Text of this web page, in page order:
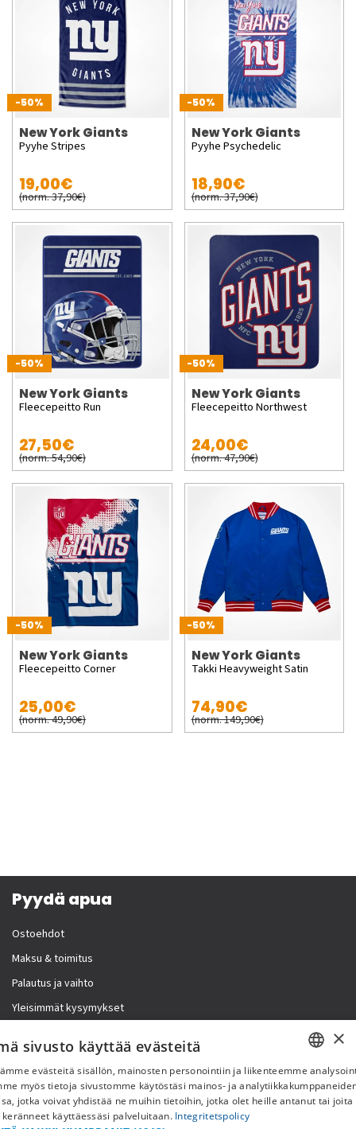
-50%
New York Giants
Pyyhe Stripes
19,00€
(norm. 37,90€)
-50%
New York Giants
Pyyhe Psychedelic
18,90€
(norm. 37,90€)
-50%
New York Giants
Fleecepeitto Run
27,50€
(norm. 54,90€)
-50%
New York Giants
Fleecepeitto Northwest
24,00€
(norm. 47,90€)
-50%
New York Giants
Fleecepeitto Corner
25,00€
(norm. 49,90€)
-50%
New York Giants
Takki Heavyweight Satin
74,90€
(norm. 149,90€)
Pyydä apua
Ostoehdot
Maksu & toimitus
Palautus ja vaihto
Yleisimmät kysymykset
Lisää meistä
Yritystiedot
FI
×
sivusto käyttää evästeitä
evästeitä sisällön, mainosten personointiin ja liikenteemme
myös tietoja sivustomme käytöstäsi mainos- ja
jotka voivat yhdistää ne muihin tietoihin, jotka olet heille antanut tai joita
keränneet käyttäessäsi palveluitaan. Integritetspolicy